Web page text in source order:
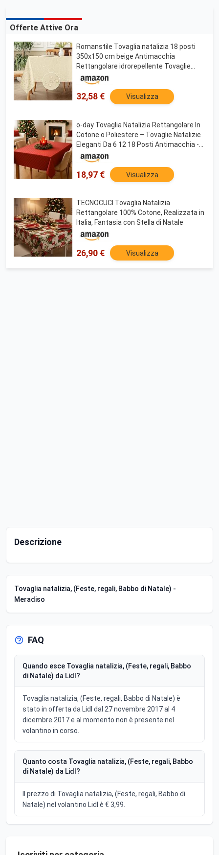
Offerte Attive Ora
Romanstile Tovaglia natalizia 18 posti
350x150 cm beige Antimacchia
Rettangolare idrorepellente Tovaglie
elegante per Natale Feste esterno
Compleanno Albergo, Ristorante, Bar,
Caffè, Birstro Jacquard
32,58 € Visualizza
o-day Tovaglia Natalizia Rettangolare In
Cotone o Poliestere – Tovaglie Natalizie
Eleganti Da 6 12 18 Posti Antimacchia -
Made in Italy (Rosso Elegante, 12 Posti -
140x240cm)
18,97 € Visualizza
TECNOCUCI Tovaglia Natalizia
Rettangolare 100% Cotone, Realizzata in
Italia, Fantasia con Stella di Natale
26,90 € Visualizza
Descrizione
Tovaglia natalizia, (Feste, regali, Babbo di Natale) -
Meradiso
FAQ
Quando esce Tovaglia natalizia, (Feste, regali, Babbo
di Natale) da Lidl?
Tovaglia natalizia, (Feste, regali, Babbo di Natale) è
stato in offerta da Lidl dal 27 novembre 2017 al 4
dicembre 2017 e al momento non è presente nel
volantino in corso.
Quanto costa Tovaglia natalizia, (Feste, regali, Babbo
di Natale) da Lidl?
Il prezzo di Tovaglia natalizia, (Feste, regali, Babbo di
Natale) nel volantino Lidl è € 3,99.